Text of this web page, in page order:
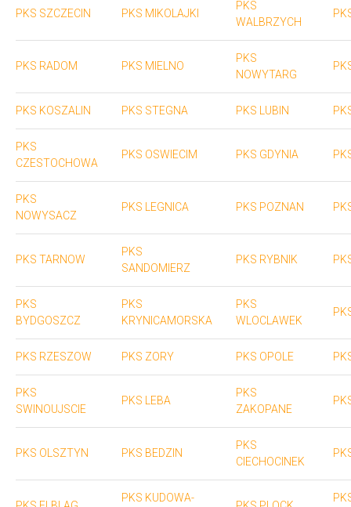
PKS SZCZECIN PKS MIKOLAJKI
PKS
WALBRZYCH
PKS RADOM PKS MIELNO
PKS
NOWYTARG
PKS KOSZALIN PKS STEGNA PKS LUBIN
PKS
CZESTOCHOWA
PKS OSWIECIM PKS GDYNIA
PKS
NOWYSACZ
PKS LEGNICA PKS POZNAN
PKS TARNOW
PKS
SANDOMIERZ
PKS RYBNIK
PKS
BYDGOSZCZ
PKS
KRYNICAMORSKA
PKS
WLOCLAWEK
PKS RZESZOW PKS ZORY PKS OPOLE
PKS
SWINOUJSCIE
PKS LEBA
PKS
ZAKOPANE
PKS OLSZTYN PKS BEDZIN
PKS
CIECHOCINEK
PKS KUDOWA-